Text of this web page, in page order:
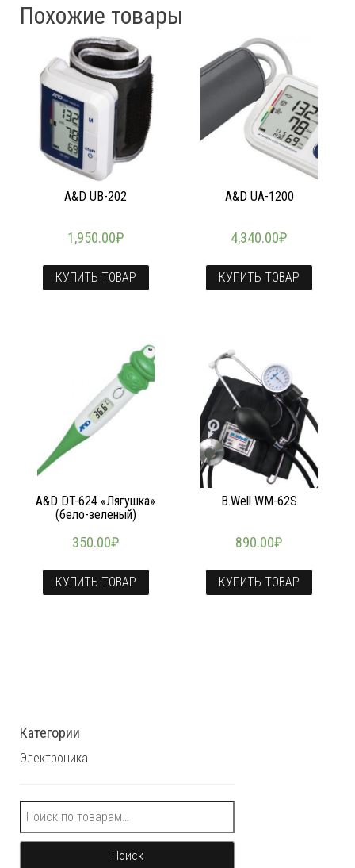
Похожие товары
A&D UB-202
1,950.00₽
КУПИТЬ ТОВАР
A&D UA-1200
4,340.00₽
КУПИТЬ ТОВАР
A&D DT-624 «Лягушка»
(бело-зеленый)
350.00₽
КУПИТЬ ТОВАР
B.Well WM-62S
890.00₽
КУПИТЬ ТОВАР
Категории
Электроника
Искать:
Поиск